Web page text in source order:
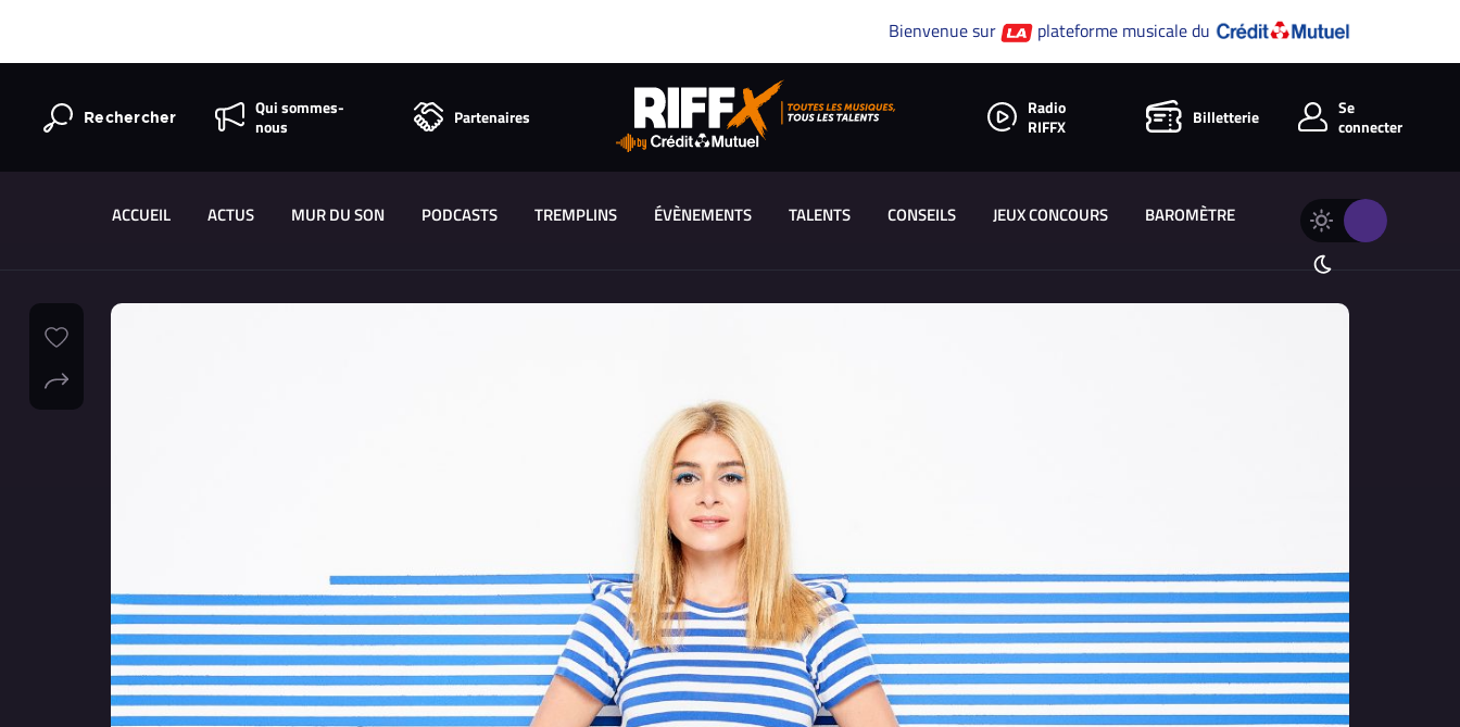
Bienvenue sur plateforme musicale du
Rechercher
Qui sommes-
nous
Partenaires
Radio
RIFFX
Billetterie
Se
connecter
ACCUEIL ACTUS MUR DU SON PODCASTS TREMPLINS ÉVÈNEMENTS TALENTS CONSEILS JEUX CONCOURS BAROMÈTRE
Changer
thème
Thème
sombre